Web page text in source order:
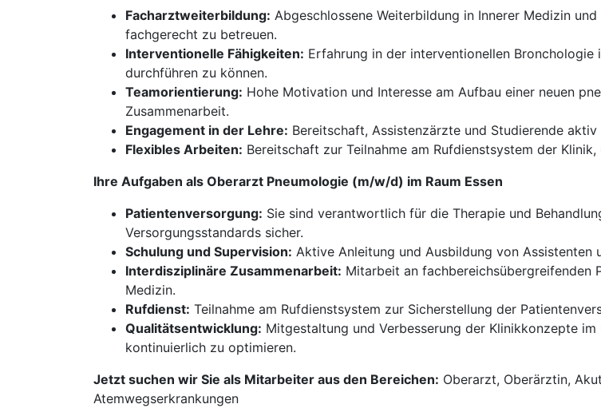
Facharztweiterbildung: Abgeschlossene Weiterbildung in Innerer Medizin
fachgerecht zu betreuen.
Interventionelle Fähigkeiten: Erfahrung in der interventionellen
durchführen zu können.
Teamorientierung: Hohe Motivation und Interesse am Aufbau einer neuen
Zusammenarbeit.
Engagement in der Lehre: Bereitschaft, Assistenzärzte und Studierende
Flexibles Arbeiten: Bereitschaft zur Teilnahme am Rufdienstsystem der
Ihre Aufgaben als Oberarzt Pneumologie (m/w/d) im Raum Essen
Patientenversorgung: Sie sind verantwortlich für die Therapie und
Versorgungsstandards sicher.
Schulung und Supervision: Aktive Anleitung und Ausbildung von Assistenten
Interdisziplinäre Zusammenarbeit: Mitarbeit an fachbereichsübergreifenden
Medizin.
Rufdienst: Teilnahme am Rufdienstsystem zur Sicherstellung der
Qualitätsentwicklung: Mitgestaltung und Verbesserung der Klinikkonzepte
kontinuierlich zu optimieren.
Jetzt suchen wir Sie als Mitarbeiter aus den Bereichen: Oberarzt, Oberärztin,
Atemwegserkrankungen